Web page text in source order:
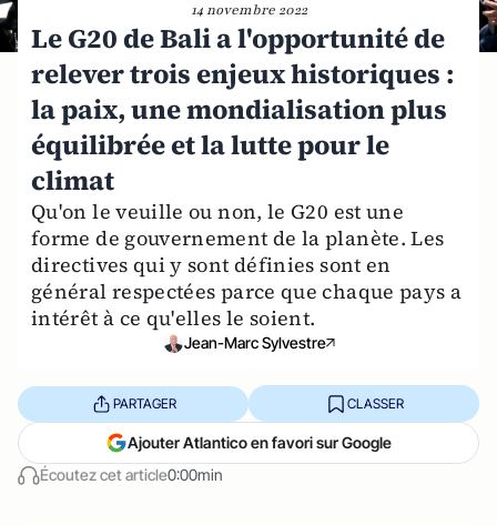
14 novembre 2022
Le G20 de Bali a l'opportunité de
relever trois enjeux historiques :
la paix, une mondialisation plus
équilibrée et la lutte pour le
climat
Qu'on le veuille ou non, le G20 est une
forme de gouvernement de la planète. Les
directives qui y sont définies sont en
général respectées parce que chaque pays a
intérêt à ce qu'elles le soient.
Jean-Marc Sylvestre
Écoutez cet article0:00min
PARTAGER CLASSER
Ajouter Atlantico en favori sur Google